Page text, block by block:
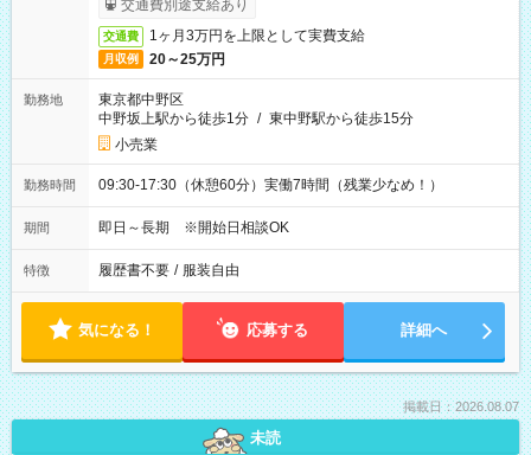
交通費別途支給あり
交通費 1ヶ月3万円を上限として実費支給
月収例 20～25万円
勤務地
東京都中野区
中野坂上駅から徒歩1分 / 東中野駅から徒歩15分
小売業
勤務時間 09:30-17:30（休憩60分）実働7時間（残業少なめ！）
期間 即日～長期 ※開始日相談OK
特徴 履歴書不要 / 服装自由
気になる！ 応募する 詳細へ
掲載日：2026.08.07
未読